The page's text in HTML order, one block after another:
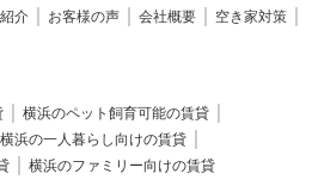
介 お客様の声 会社概要
空き家対策
横浜のペット飼育可能の賃貸
横浜の一人暮らし向けの賃貸
横浜のファミリー向けの賃貸